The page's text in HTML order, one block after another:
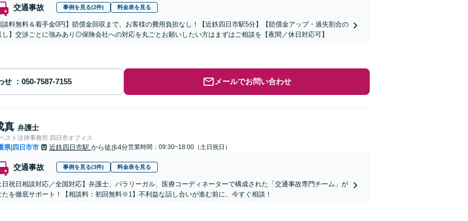
交通事故 事例を見る(2件) 料金表を見る
談料無料＆着手金0円】賠償金回収まで、お客様の費用負担なし！【近鉄四日市駅5分】【賠償金アップ・過失割合の
し】交渉ごとに強みあり◎保険会社への対応を丸ごとお願いしたい方はまずはご相談を【夜間／休日対応可】
せ メールでお問い合わせ
真 弁護士
スト法律事務所 四日市オフィス
県| 四日市市 近鉄四日市駅 から徒歩4分営業時間：09:30~18:00（土日祝日）
交通事故 事例を見る(3件) 料金表を見る
日祝日相談対応／全国対応】弁護士、パラリーガル、医療コーディネーターで構成された「交通事故専門チーム」が
たを徹底サポート！【相談料：初回無料※1】不利益な話し合いが進む前に、今すぐ相談！